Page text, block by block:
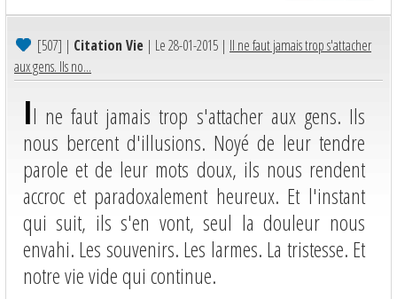
[507] | Citation Vie | Le 28-01-2015 | Il ne faut jamais trop s'attacher
aux gens. Ils no...
Il ne faut jamais trop s'attacher aux gens. Ils
nous bercent d'illusions. Noyé de leur tendre
parole et de leur mots doux, ils nous rendent
accroc et paradoxalement heureux. Et l'instant
qui suit, ils s'en vont, seul la douleur nous
envahi. Les souvenirs. Les larmes. La tristesse. Et
notre vie vide qui continue.